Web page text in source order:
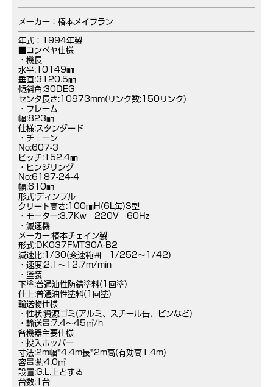
メーカー：椿本メイフラン
年式：1994年製
■コンベヤ仕様
・機長
水平:10149㎜
垂直:3120.5㎜
傾斜角:30DEG
センタ長さ:10973mm(リンク数:150リンク)
・フレーム
幅:823㎜
仕様:スタンダード
・チェーン
No:607-3
ピッチ:152.4㎜
・ヒンジリング
No:6187-24-4
幅:610㎜
形式:ディンプル
クリート高さ:100㎜H(6L毎)S型
・モーター:3.7Kw 220V 60Hz
・減速機
メーカー:椿本チェイン製
形式:DK037FMT30A-B2
減速比:1/30(変速範囲 1/252～1/42)
・速度:2.1～12.7m/min
・塗装
下塗:普通油性防錆塗料(1回塗)
仕上:普通油性塗料(1回塗)
輸送物仕様
・性状:資源ゴミ(アルミ、スチール缶、ビンなど)
・輸送量:7.4～45㎥/h
各機器主要仕様
・投入ホッパー
寸法:2m幅*4.4m長*2m高(有効高1.4m)
容量:約4.0㎥
設置:G.L.上とする
台数:1台